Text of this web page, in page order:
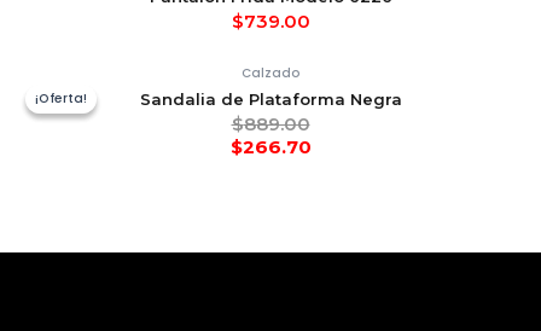
$739.00
¡Oferta!
¡Oferta!
Calzado
Sandalia de Plataforma Negra
$889.00
$266.70